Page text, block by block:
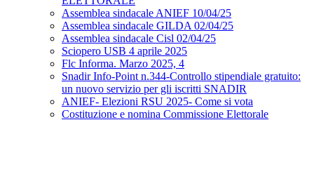
Assemblea sindacale ANIEF 10/04/25
Assemblea sindacale GILDA 02/04/25
Assemblea sindacale Cisl 02/04/25
Sciopero USB 4 aprile 2025
Flc Informa. Marzo 2025, 4
Snadir Info-Point n.344-Controllo stipendiale gratuito:
un nuovo servizio per gli iscritti SNADIR
ANIEF- Elezioni RSU 2025- Come si vota
Costituzione e nomina Commissione Elettorale